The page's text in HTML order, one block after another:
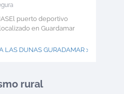
puerto deportivo
en Guardamar
LAS DUNAS GURADAMAR >
rural